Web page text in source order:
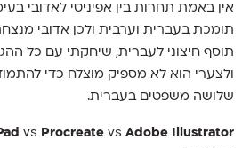
אין באמת תחרות בין אפיניטי לאדובי
תומכת בעברית וערבית ולכן אדובי
תוסף חיצוני לעברית, שיחקתי עם כל
ולצערי הוא לא מספיק מוצלח כדי
שלושה משפטים בעברית.
vs Procreate vsAdobe Illustrator